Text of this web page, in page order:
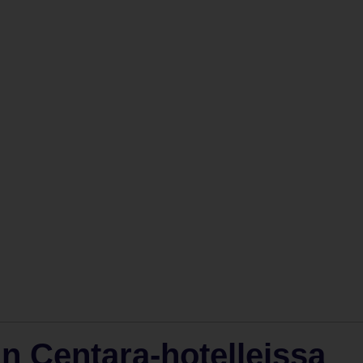
Centara-hotelleissa